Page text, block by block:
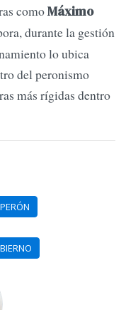
comoMáximo
durante la gestión
lo ubica
del peronismo
más rígidas dentro